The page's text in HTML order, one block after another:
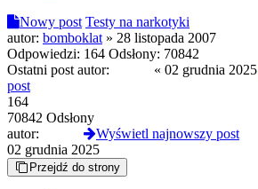
Nowy post Testy na narkotyki
autor: bomboklat » 28 listopada 2007
Odpowiedzi: 164 Odsłony: 70842
Ostatni post autor:
« 02 grudnia 2025
post
164
70842 Odsłony
autor:
Wyświetl najnowszy post
02 grudnia 2025
Przejdź do strony